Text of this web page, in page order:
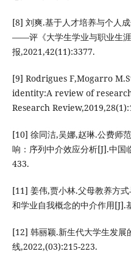
[8] 刘爽.基于人才培养与个人
——评《大学生学业与职业生
报,2021,42(11):3377.
[9] Rodrigues F,Mogarro
identity:A review of
Research
[10] 徐同洁,吴娜,赵琳.公费师
响：序列中介效应分析[J].中
433.
[11] 姜伟,贾小林.父母教养方
和学业自我概念的中介作用
[12] 韩丽颖.新生代大学生发展
线,2022,(03):215-223.